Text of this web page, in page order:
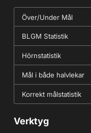
Över/Under Mål
BLGM Statistik
Hörnstatistik
Mål i både halvlekar
Korrekt målstatistik
Verktyg